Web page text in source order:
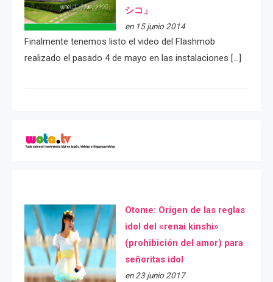
シコ」
en 15 junio 2014
Finalmente tenemos listo el video del Flashmob
realizado el pasado 4 de mayo en las instalaciones […]
Otome: Orígen de las reglas
idol del «renai kinshi»
(prohibición del amor) para
señoritas idol
en 23 junio 2017